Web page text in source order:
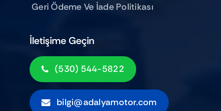
İletişime Geçin
(530) 544-5822
bilgi@adalyamotor.com
Geri Ödeme Ve İade Politikası